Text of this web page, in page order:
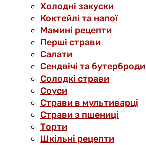
Холодні закуски
Коктейлі та напої
Мамині рецепти
Перші страви
Салати
Сендвічі та бутерброди
Солодкі страви
Соуси
Страви в мультиварці
Страви з пшениці
Торти
Шкільні рецепти